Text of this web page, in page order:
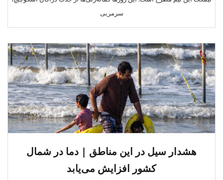
سرمربی
هشدار سیل در این مناطق | دما در شمال
کشور افزایش می‌یابد